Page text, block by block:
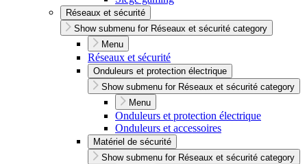
Réseaux et sécurité
Show submenu for Réseaux et sécurité category
Menu
Réseaux et sécurité
Onduleurs et protection électrique
Show submenu for Réseaux et sécurité category
Menu
Onduleurs et protection électrique
Onduleurs et accessoires
Matériel de sécurité
Show submenu for Réseaux et sécurité category